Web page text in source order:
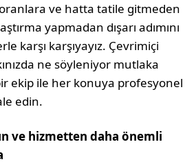
ve hatta tatile gitmeden
yapmadan dışarı adımını
karşı karşıyayız. Çevrimiçi
ne söyleniyor mutlaka
ekip ile her konuya profesyonel
edin.
ve hizmetten daha önemli